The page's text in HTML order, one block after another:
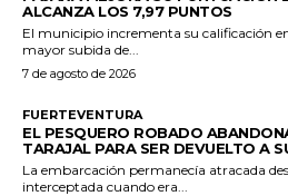
ALCANZA LOS 7,97 PUNTOS
El municipio incrementa su calificación
mayor subida de...
7 de agosto de 2026
FUERTEVENTURA
EL PESQUERO ROBADO
TARAJAL PARA SER DEVUELTO A
La embarcación permanecía atracada
interceptada cuando era...